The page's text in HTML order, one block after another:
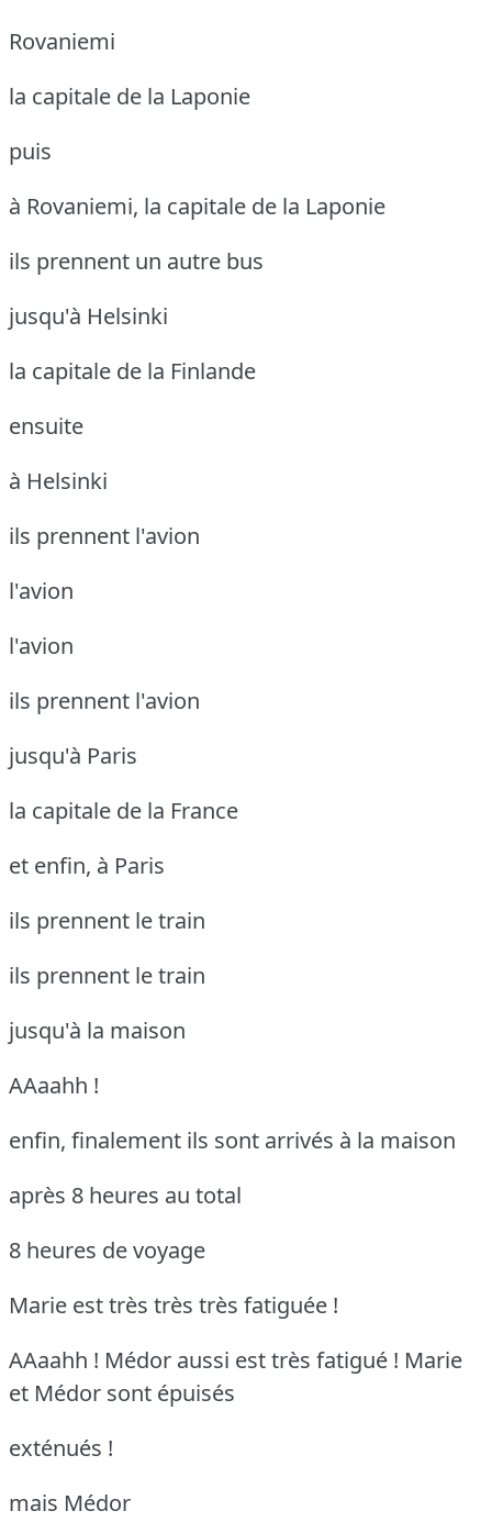
Rovaniemi
la capitale de la Laponie
puis
à Rovaniemi, la capitale de la Laponie
ils prennent un autre bus
jusqu'à Helsinki
la capitale de la Finlande
ensuite
à Helsinki
ils prennent l'avion
l'avion
l'avion
ils prennent l'avion
jusqu'à Paris
la capitale de la France
et enfin, à Paris
ils prennent le train
ils prennent le train
jusqu'à la maison
AAaahh !
enfin, finalement ils sont arrivés à la maison
après 8 heures au total
8 heures de voyage
Marie est très très très fatiguée !
AAaahh ! Médor aussi est très fatigué ! Marie
et Médor sont épuisés
exténués !
mais Médor